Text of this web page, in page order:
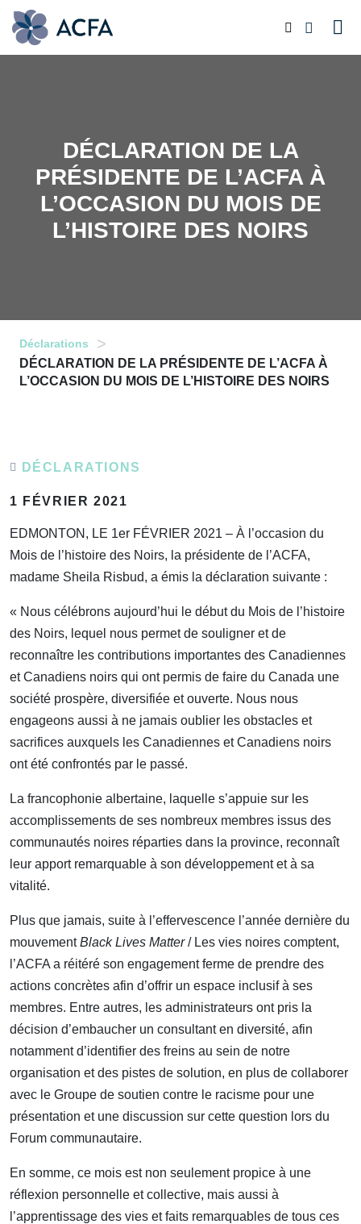
DÉCLARATION DE LA
PRÉSIDENTE DE L’ACFA À
L’OCCASION DU MOIS DE
L’HISTOIRE DES NOIRS
Déclarations >
DÉCLARATION DE LA PRÉSIDENTE DE L’ACFA À
L’OCCASION DU MOIS DE L’HISTOIRE DES NOIRS
DÉCLARATIONS
1 FÉVRIER 2021
EDMONTON, LE 1er FÉVRIER 2021 – À l’occasion du
Mois de l’histoire des Noirs, la présidente de l’ACFA,
madame Sheila Risbud, a émis la déclaration suivante :
« Nous célébrons aujourd’hui le début du Mois de l’histoire
des Noirs, lequel nous permet de souligner et de
reconnaître les contributions importantes des Canadiennes
et Canadiens noirs qui ont permis de faire du Canada une
société prospère, diversifiée et ouverte. Nous nous
engageons aussi à ne jamais oublier les obstacles et
sacrifices auxquels les Canadiennes et Canadiens noirs
ont été confrontés par le passé.
La francophonie albertaine, laquelle s’appuie sur les
accomplissements de ses nombreux membres issus des
communautés noires réparties dans la province, reconnaît
leur apport remarquable à son développement et à sa
vitalité.
Plus que jamais, suite à l’effervescence l’année dernière du
mouvementBlack Lives Matter/ Les vies noires comptent,
l’ACFA a réitéré son engagement ferme de prendre des
actions concrètes afin d’offrir un espace inclusif à ses
membres. Entre autres, les administrateurs ont pris la
décision d’embaucher un consultant en diversité, afin
notamment d’identifier des freins au sein de notre
organisation et des pistes de solution, en plus de collaborer
avec le Groupe de soutien contre le racisme pour une
présentation et une discussion sur cette question lors du
Forum communautaire.
En somme, ce mois est non seulement propice à une
réflexion personnelle et collective, mais aussi à
l’apprentissage des vies et faits remarquables de tous ces